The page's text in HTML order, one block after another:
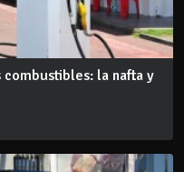
la nafta y